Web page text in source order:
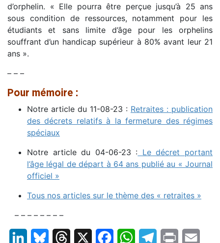
d’orphelin. « Elle pourra être perçue jusqu’à 25 ans
sous condition de ressources, notamment pour les
étudiants et sans limite d’âge pour les orphelins
souffrant d’un handicap supérieur à 80% avant leur 21
ans ».
– – –
Pour mémoire :
Notre article du 11-08-23 : Retraites : publication
des décrets relatifs à la fermeture des régimes
spéciaux
Notre article du 04-06-23 : Le décret portant
l’âge légal de départ à 64 ans publié au « Journal
officiel »
Tous nos articles sur le thème des « retraites »
– – – – – – – –
LinkedInBluesky Threads FacebookWhatsAppTelegram
Print